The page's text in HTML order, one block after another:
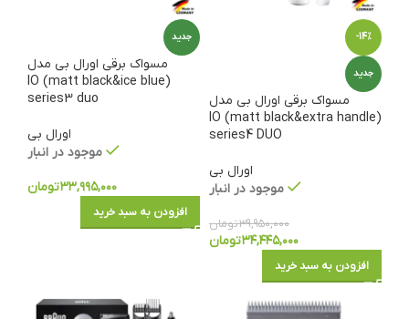
-14%
جدید
مسواک برقی اورال بی مدل
(matt black&extra handle) IO
series4 DUO
اورال بی
موجود در انبار
۳۹,۹۵۰,۰۰۰تومان
۳۴,۴۴۵,۰۰۰تومان
افزودن به سبد خرید
جدید
مسواک برقی اورال بی مدل
(matt black&ice blue) IO
series3 duo
اورال بی
موجود در انبار
۳۳,۹۹۵,۰۰۰تومان
افزودن به سبد خرید